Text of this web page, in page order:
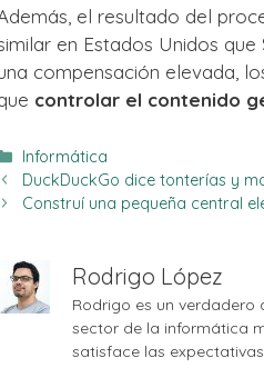
el resultado del
en Estados Unidos
compensación elevada,
controlar el contenido
Categorías
Informática
DuckDuckGo dice tonterías y
Construí una pequeña central
Rodrigo López
Rodrigo es un
sector de la informática
satisface las